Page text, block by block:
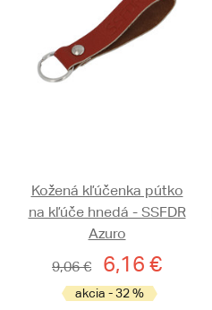
Kožená kľúčenka pútko
na kľúče hnedá - SSFDR
Azuro
9,06 €
6,16 €
akcia - 32 %